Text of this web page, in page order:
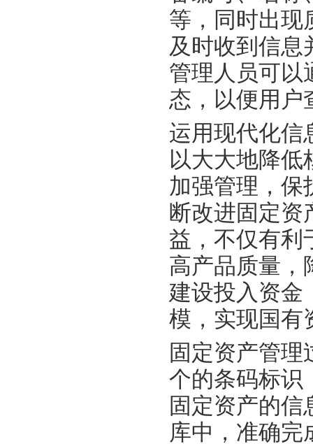
等，同时出现
及时收到信息
管理人员可以
态，以便用户
运用现代化信
以大大地降低
加强管理，保
断改进固定资
益，不仅有利
高产品质量，
建设投入资金
模，实现国有
固定资产管
个的条码标识
固定资产的
库中，准确完